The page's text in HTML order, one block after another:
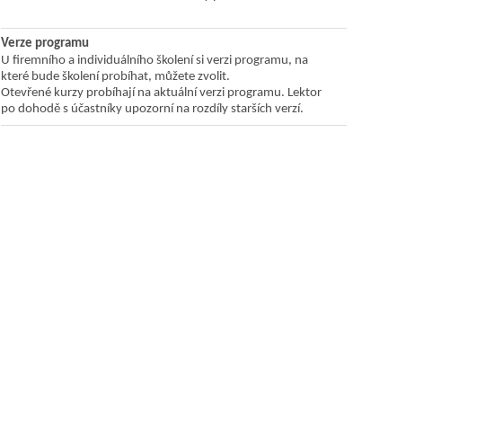
Verze programu
U firemního a individuálního školení si verzi programu, na
které bude školení probíhat, můžete zvolit.
Otevřené kurzy probíhají na aktuální verzi programu. Lektor
po dohodě s účastníky upozorní na rozdíly starších verzí.